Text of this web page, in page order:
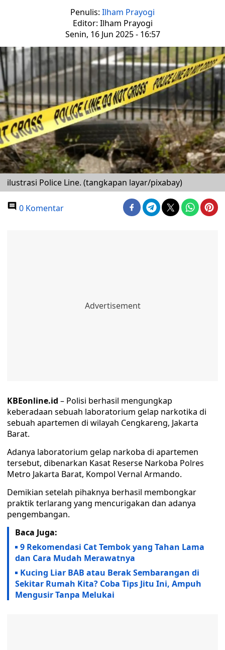
Penulis: Ilham Prayogi
Editor: Ilham Prayogi
Senin, 16 Jun 2025 - 16:57
ilustrasi Police Line. (tangkapan layar/pixabay)
0 Komentar
KBEonline.id – Polisi berhasil mengungkap
keberadaan sebuah laboratorium gelap narkotika di
sebuah apartemen di wilayah Cengkareng, Jakarta
Barat.
Adanya laboratorium gelap narkoba di apartemen
tersebut, dibenarkan Kasat Reserse Narkoba Polres
Metro Jakarta Barat, Kompol Vernal Armando.
Demikian setelah pihaknya berhasil membongkar
praktik terlarang yang mencurigakan dan adanya
pengembangan.
Baca Juga:
9 Rekomendasi Cat Tembok yang Tahan Lama
dan Cara Mudah Merawatnya
Kucing Liar BAB atau Berak Sembarangan di
Sekitar Rumah Kita? Coba Tips Jitu Ini, Ampuh
Mengusir Tanpa Melukai